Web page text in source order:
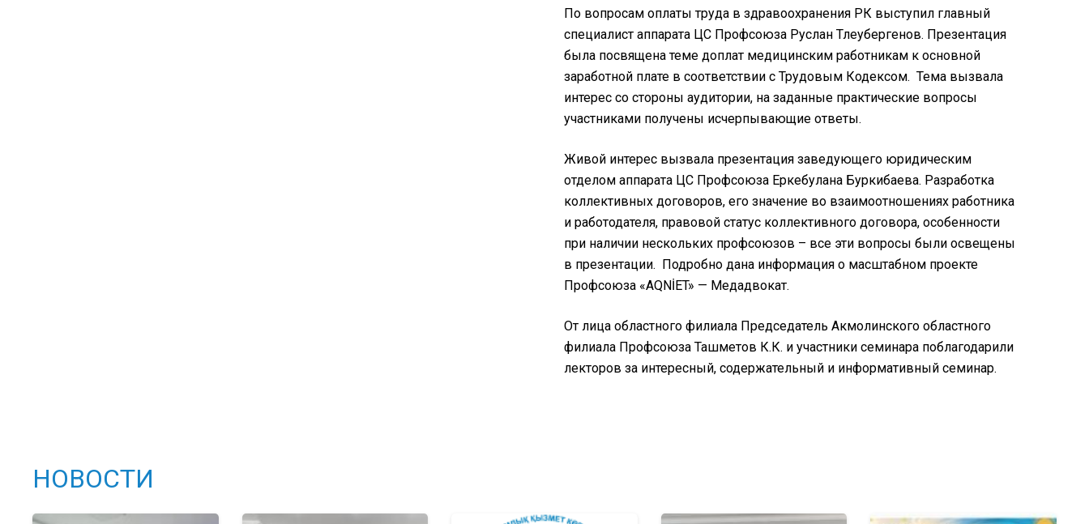
По вопросам оплаты труда в здравоохранения РК выступил главный
специалист аппарата ЦС Профсоюза Руслан Тлеубергенов. Презентация
была посвящена теме доплат медицинским работникам к основной
заработной плате в соответствии с Трудовым Кодексом. Тема вызвала
интерес со стороны аудитории, на заданные практические вопросы
участниками получены исчерпывающие ответы.
Живой интерес вызвала презентация заведующего юридическим
отделом аппарата ЦС Профсоюза Еркебулана Буркибаева. Разработка
коллективных договоров, его значение во взаимоотношениях работника
и работодателя, правовой статус коллективного договора, особенности
при наличии нескольких профсоюзов – все эти вопросы были освещены
в презентации. Подробно дана информация о масштабном проекте
Профсоюза «AQNİET» — Медадвокат.
От лица областного филиала Председатель Акмолинского областного
филиала Профсоюза Ташметов К.К. и участники семинара поблагодарили
лекторов за интересный, содержательный и информативный семинар.
НОВОСТИ